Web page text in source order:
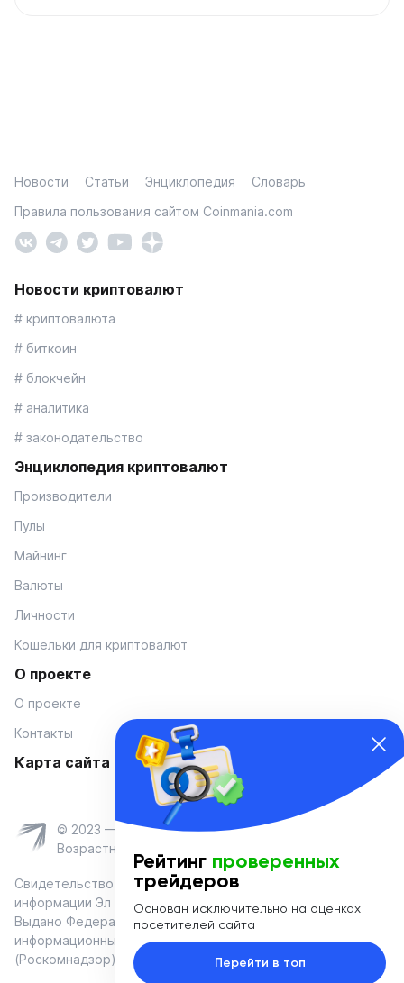
Новости Статьи Энциклопедия
Словарь
Правила пользования сайтом Coinmania.com
Новости криптовалют
# криптовалюта
# биткоин
# блокчейн
# аналитика
# законодательство
Энциклопедия криптовалют
Производители
Пулы
Майнинг
Валюты
Личности
Кошельки для криптовалют
О проекте
О проекте
Контакты
Карта сайта
© 2023 — Coinmania
Возрастное ограничение 16+
Свидетельство о регистрации средства массовой
информации Эл № ФС 77-74908 от «25» января 2019 г.
Выдано Федеральной службой по надзору в сфере связи,
информационных технологий и массовых коммуникаций
(Роскомнадзор)
Рейтинг проверенных
трейдеров
Основан исключительно на оценках
посетителей сайта
Перейти в топ